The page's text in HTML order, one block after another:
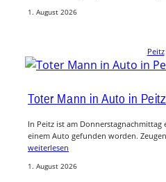
1. August 2026
Peitz
Toter Mann in Auto in
In Peitz ist am
einem Auto gefunden worden.
weiterlesen
1. August 2026